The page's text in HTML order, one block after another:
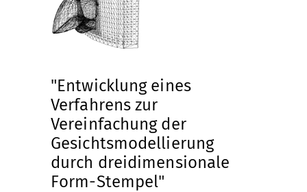
"Entwicklung eines
Verfahrens zur
Vereinfachung der
Gesichtsmodellierung
durch dreidimensionale
Form-Stempel"